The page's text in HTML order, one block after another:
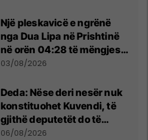
Një pleskavicë e ngrënë
nga Dua Lipa në Prishtinë
në orën 04:28 të mëngjesit
- dhe bota digjitale serbe
03/08/2026
Deda: Nëse deri nesër nuk
konstituohet Kuvendi, të
gjithë deputetët do të
bëjnë shkelje të rëndë
06/08/2026